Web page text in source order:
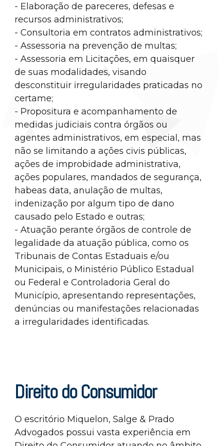
- Elaboração de pareceres, defesas e
recursos administrativos;
- Consultoria em contratos administrativos;
- Assessoria na prevenção de multas;
- Assessoria em Licitações, em quaisquer
de suas modalidades, visando
desconstituir irregularidades praticadas no
certame;
- Propositura e acompanhamento de
medidas judiciais contra órgãos ou
agentes administrativos, em especial, mas
não se limitando a ações civis públicas,
ações de improbidade administrativa,
ações populares, mandados de segurança,
habeas data, anulação de multas,
indenização por algum tipo de dano
causado pelo Estado e outras;
- Atuação perante órgãos de controle de
legalidade da atuação pública, como os
Tribunais de Contas Estaduais e/ou
Municipais, o Ministério Público Estadual
ou Federal e Controladoria Geral do
Município, apresentando representações,
denúncias ou manifestações relacionadas
a irregularidades identificadas.
Direito do Consumidor
O escritório Miquelon, Salge & Prado
Advogados possui vasta experiência em